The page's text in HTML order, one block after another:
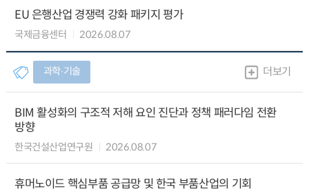
EU 은행산업 경쟁력 강화 패키지 평가
국제금융센터 2026.08.07
과학∙기술 더보기
BIM 활성화의 구조적 저해 요인 진단과 정책 패러다임 전환
방향
한국건설산업연구원 2026.08.07
휴머노이드 핵심부품 공급망 및 한국 부품산업의 기회